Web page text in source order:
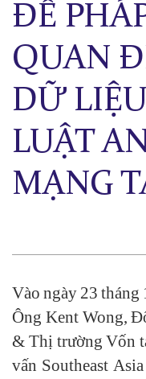
ĐỀ
QUAN
DỮ
LUẬT
MẠNG
Vào ngày 23 tháng
Ông Kent Wong,
& Thị trường Vốn
vấn Southeast